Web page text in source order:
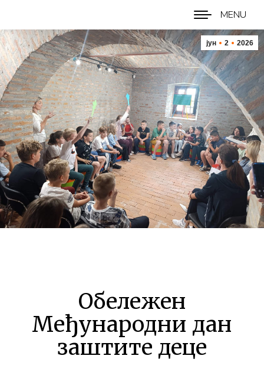
MENU
јун 2 2026
Обележен
Међународни дан
заштите деце